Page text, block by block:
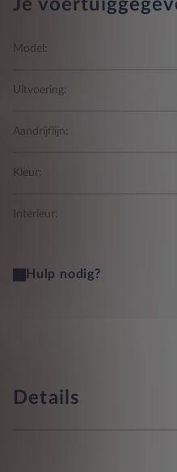
Je
Model:
Uitvoering:
Aandrijflijn:
Kleur:
Interieur:
Hulp nodig?
Details